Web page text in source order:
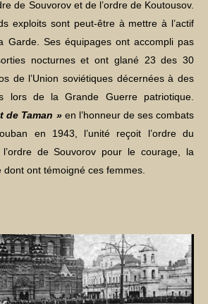
de Souvorov et de l’ordre de Koutousov.
exploits sont peut-être à mettre à l’actif
Garde. Ses équipages ont accompli pas
nocturnes et ont glané 23 des 30
de l’Union soviétiques décernées à des
lors de la Grande Guerre patriotique.
de Taman »en l’honneur de ses combats
en 1943, l’unité reçoit l’ordre du
de Souvorov pour le courage, la
dont ont témoigné ces femmes.